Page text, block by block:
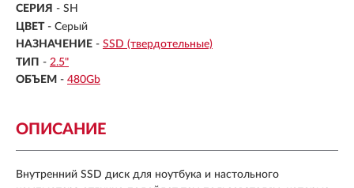
СЕРИЯ - SH
ЦВЕТ - Серый
НАЗНАЧЕНИЕ - SSD (твердотельные)
ТИП - 2.5"
ОБЪЕМ - 480Gb
ОПИСАНИЕ
Внутренний SSD диск для ноутбука и настольного